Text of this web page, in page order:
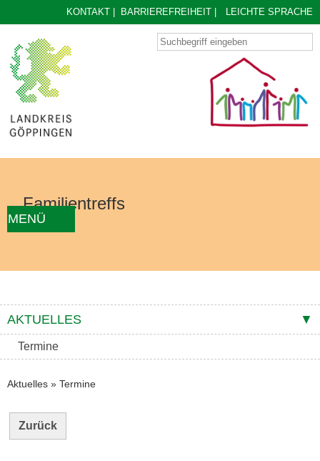
KONTAKT BARRIEREFREIHEIT LEICHTE SPRACHE
MENÜ
KONZEPT KONTAKTE
Familientreffs
AKTUELLES
Termine
Aktuelles » Termine
Zurück